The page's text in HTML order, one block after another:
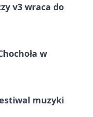
v3 wraca do
w
muzyki